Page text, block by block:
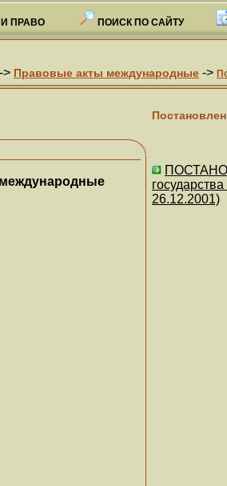
И ПРАВО ПОИСК ПО САЙТУ
-> Правовые акты международные ->
26.12.2001)